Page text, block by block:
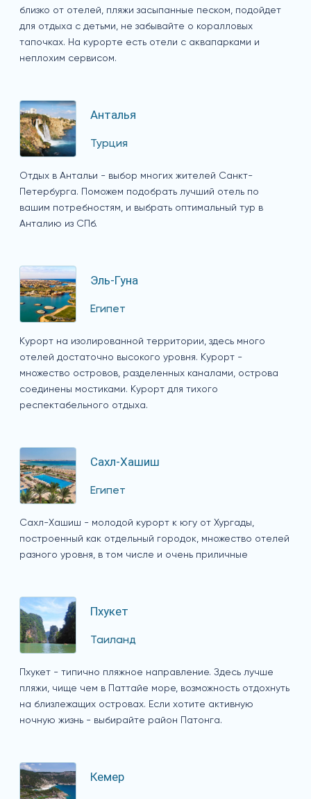
близко от отелей, пляжи засыпанные песком, подойдет
для отдыха с детьми, не забывайте о коралловых
тапочках. На курорте есть отели с аквапарками и
неплохим сервисом.
Анталья
Турция
Отдых в Антальи - выбор многих жителей Санкт-
Петербурга. Поможем подобрать лучший отель по
вашим потребностям, и выбрать оптимальный тур в
Анталию из СПб.
Эль-Гуна
Египет
Курорт на изолированной территории, здесь много
отелей достаточно высокого уровня. Курорт -
множество островов, разделенных каналами, острова
соединены мостиками. Курорт для тихого
респектабельного отдыха.
Сахл-Хашиш
Египет
Сахл-Хашиш - молодой курорт к югу от Хургады,
построенный как отдельный городок, множество отелей
разного уровня, в том числе и очень приличные
Пхукет
Таиланд
Пхукет - типично пляжное направление. Здесь лучше
пляжи, чище чем в Паттайе море, возможность отдохнуть
на близлежащих островах. Если хотите активную
ночную жизнь - выбирайте район Патонга.
Кемер